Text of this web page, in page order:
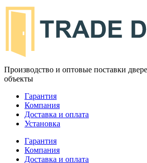
Производство и оптовые поставки
объекты
Гарантия
Компания
Доставка и оплата
Установка
Гарантия
Компания
Доставка и оплата